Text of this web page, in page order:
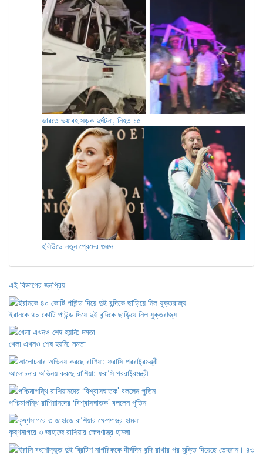
ভারতে ভয়াবহ সড়ক দুর্ঘটনা, নিহত ১৫
হলিউডে নতুন প্রেমের গুঞ্জন
এই বিভাগের জনপ্রিয়
ইরানকে ৪০ কোটি পাউন্ড দিয়ে দুই বন্দিকে ছাড়িয়ে নিল যুক্তরাজ্য
খেলা এখনও শেষ হয়নি: মমতা
আলোচনার অভিনয় করছে রাশিয়া: ফরাসি পররাষ্ট্রমন্ত্রী
পশ্চিমাপন্থি রাশিয়ানদের ‘বিশ্বাসঘাতক’ বললেন পুতিন
কৃষ্ণসাগরে ৩ জাহাজে রাশিয়ার ক্ষেপণাস্ত্র হামলা